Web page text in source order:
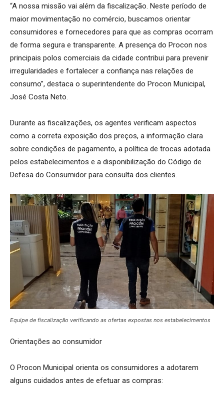
“A nossa missão vai além da fiscalização. Neste período de
maior movimentação no comércio, buscamos orientar
consumidores e fornecedores para que as compras ocorram
de forma segura e transparente. A presença do Procon nos
principais polos comerciais da cidade contribui para prevenir
irregularidades e fortalecer a confiança nas relações de
consumo”, destaca o superintendente do Procon Municipal,
José Costa Neto.
Durante as fiscalizações, os agentes verificam aspectos
como a correta exposição dos preços, a informação clara
sobre condições de pagamento, a política de trocas adotada
pelos estabelecimentos e a disponibilização do Código de
Defesa do Consumidor para consulta dos clientes.
Equipe de fiscalização verificando as ofertas expostas nos estabelecimentos
Orientações ao consumidor
O Procon Municipal orienta os consumidores a adotarem
alguns cuidados antes de efetuar as compras: